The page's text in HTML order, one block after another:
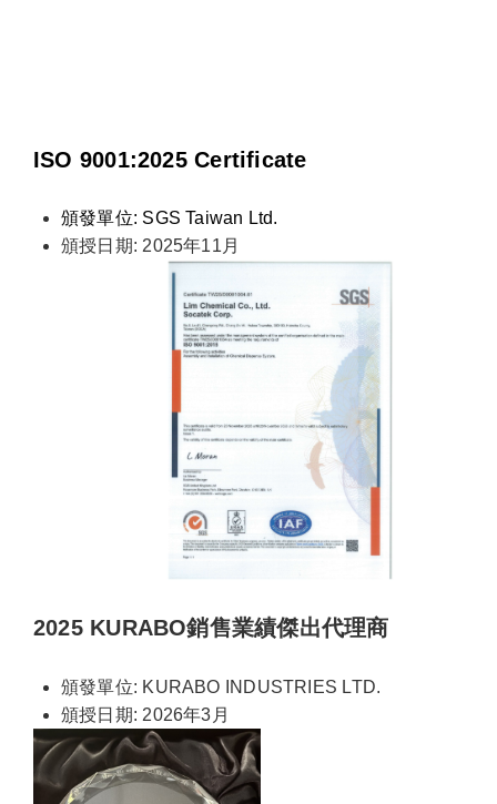
ISO 9001:2025 Certificate
頒發單位: SGS Taiwan Ltd.
頒授日期: 2025年11月
2025 KURABO銷售業績傑出代理商
頒發單位: KURABO INDUSTRIES LTD.
頒授日期: 2026年3月